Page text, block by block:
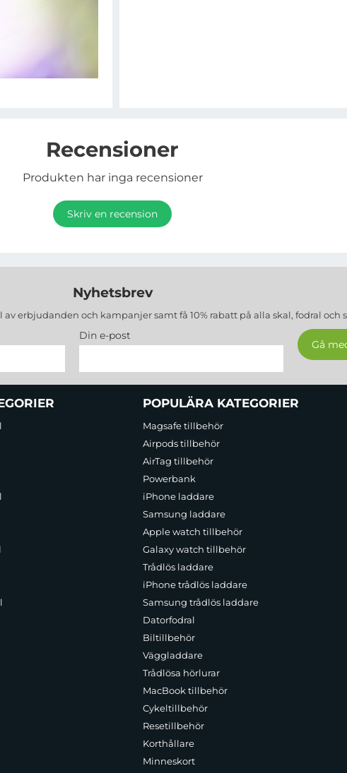
Recensioner
Produkten har inga recensioner
Skriv en recension
Nyhetsbrev
erbjudanden och kampanjer samt få 10% rabatt på alla skal, fodral och
Din e-post
POPULÄRA KATEGORIER
Magsafe tillbehör
Airpods tillbehör
AirTag tillbehör
Powerbank
iPhone laddare
Samsung laddare
Apple watch tillbehör
Galaxy watch tillbehör
Trådlös laddare
iPhone trådlös laddare
Samsung trådlös laddare
Datorfodral
Biltillbehör
Väggladdare
Trådlösa hörlurar
MacBook tillbehör
Cykeltillbehör
Resetillbehör
Korthållare
Minneskort